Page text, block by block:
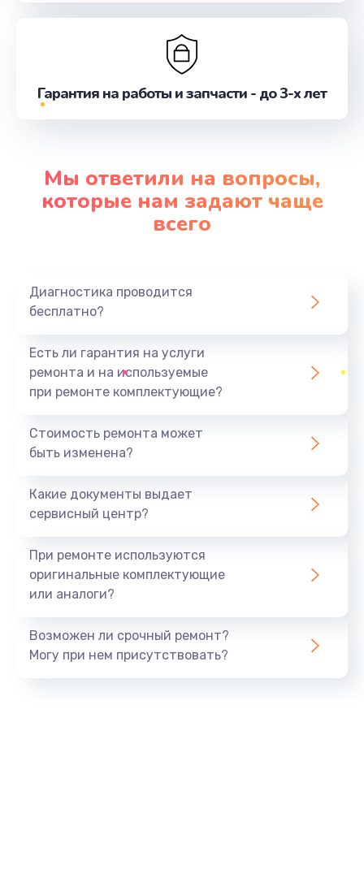
Гарантия на работы и запчасти - до 3-х лет
Мы ответили на вопросы,
которые нам задают чаще
всего
Диагностика проводится
бесплатно?
Есть ли гарантия на услуги
ремонта и на используемые
при ремонте комплектующие?
Стоимость ремонта может
быть изменена?
Какие документы выдает
сервисный центр?
При ремонте используются
оригинальные комплектующие
или аналоги?
Возможен ли срочный ремонт?
Могу при нем присутствовать?